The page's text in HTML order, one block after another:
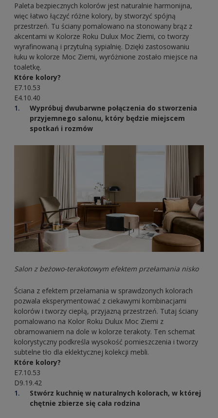
Paleta bezpiecznych kolorów jest naturalnie harmonijna,
więc łatwo łączyć różne kolory, by stworzyć spójną
przestrzeń. Tu ściany pomalowano na stonowany brąz z
akcentami w Kolorze Roku Dulux Moc Ziemi, co tworzy
wyrafinowaną i przytulną sypialnię. Dzięki zastosowaniu
łuku w kolorze Moc Ziemi, wyróżnione zostało miejsce na
toaletkę.
Które kolory?
E7.10.53
E4.10.40
Wypróbuj dwubarwne połączenia do stworzenia
przyjemnego salonu, który będzie miejscem
spotkań i rozmów
Salon z beżowo-terakotowym efektem przełamania nisko
Ściana z efektem przełamania w sprawdzonych kolorach
pozwala eksperymentować z ciekawymi kombinacjami
kolorów i tworzy ciepłą, przyjazną przestrzeń. Tutaj ściany
pomalowano na Kolor Roku Dulux Moc Ziemi z
obramowaniem na dole w kolorze terakoty. Ten schemat
kolorystyczny podkreśla wysokość pomieszczenia i tworzy
subtelne tło dla eklektycznej kolekcji mebli.
Które kolory?
E7.10.53
D9.19.42
Stwórz kuchnię w naturalnych kolorach, w której
chętnie zbierze się cała rodzina